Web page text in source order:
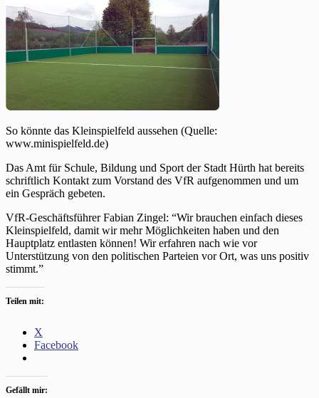
So könnte das Kleinspielfeld aussehen (Quelle:
www.minispielfeld.de)
Das Amt für Schule, Bildung und Sport der Stadt Hürth hat bereits
schriftlich Kontakt zum Vorstand des VfR aufgenommen und um
ein Gespräch gebeten.
VfR-Geschäftsführer Fabian Zingel: “Wir brauchen einfach dieses
Kleinspielfeld, damit wir mehr Möglichkeiten haben und den
Hauptplatz entlasten können! Wir erfahren nach wie vor
Unterstützung von den politischen Parteien vor Ort, was uns positiv
stimmt.”
Teilen mit:
X
Facebook
Gefällt mir: